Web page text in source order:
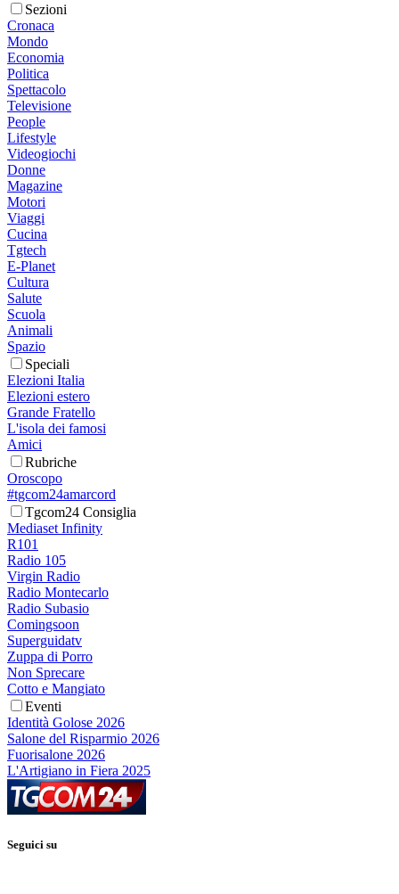
Sezioni
Cronaca
Mondo
Economia
Politica
Spettacolo
Televisione
People
Lifestyle
Videogiochi
Donne
Magazine
Motori
Viaggi
Cucina
Tgtech
E-Planet
Cultura
Salute
Scuola
Animali
Spazio
Speciali
Elezioni Italia
Elezioni estero
Grande Fratello
L'isola dei famosi
Amici
Rubriche
Oroscopo
#tgcom24amarcord
Tgcom24 Consiglia
Mediaset Infinity
R101
Radio 105
Virgin Radio
Radio Montecarlo
Radio Subasio
Comingsoon
Superguidatv
Zuppa di Porro
Non Sprecare
Cotto e Mangiato
Eventi
Identità Golose 2026
Salone del Risparmio 2026
Fuorisalone 2026
L'Artigiano in Fiera 2025
Seguici su